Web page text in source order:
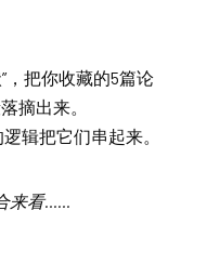
，把你收藏的5篇论
摘出来。
逻辑把它们串起来。
来看……